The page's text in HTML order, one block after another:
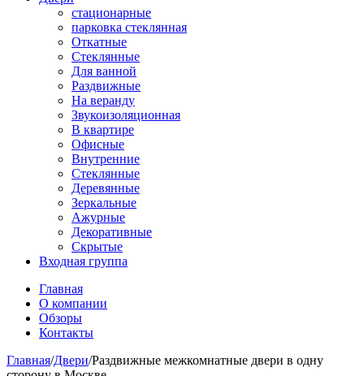
стационарные
парковка стеклянная
Откатные
Стеклянные
Для ванной
Раздвижные
На веранду
Звукоизоляционная
В квартире
Офисные
Внутренние
Стеклянные
Деревянные
Зеркальные
Ажурные
Декоративные
Скрытые
Входная группа
Главная
О компании
Обзоры
Контакты
Главная/Двери/Раздвижные межкомнатные двери в одну